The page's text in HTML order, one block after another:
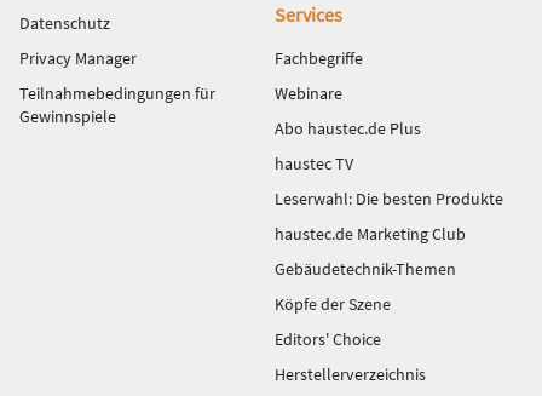
Datenschutz
Privacy Manager
Teilnahmebedingungen für
Gewinnspiele
Services
Fachbegriffe
Webinare
Abo haustec.de Plus
haustec TV
Leserwahl: Die besten Produkte
haustec.de Marketing Club
Gebäudetechnik-Themen
Köpfe der Szene
Editors' Choice
Herstellerverzeichnis